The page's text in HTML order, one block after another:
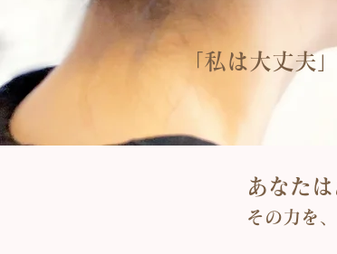
「私は大丈夫
あなた
その力を